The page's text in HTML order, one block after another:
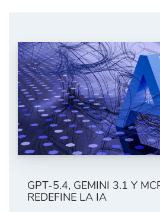
GPT-5.4, GEMINI 3.1 Y
REDEFINE LA IA